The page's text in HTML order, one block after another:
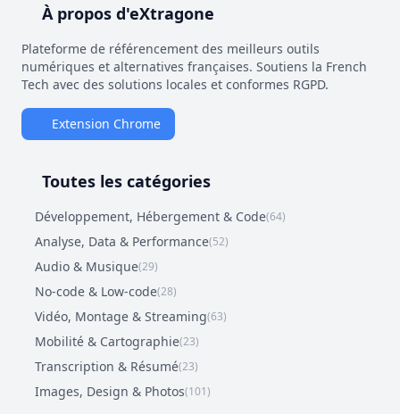
À propos d'eXtragone
Plateforme de référencement des meilleurs outils
numériques et alternatives françaises. Soutiens la French
Tech avec des solutions locales et conformes RGPD.
Extension Chrome
Toutes les catégories
Développement, Hébergement & Code(64)
Analyse, Data & Performance(52)
Audio & Musique(29)
No-code & Low-code(28)
Vidéo, Montage & Streaming(63)
Mobilité & Cartographie(23)
Transcription & Résumé(23)
Images, Design & Photos(101)